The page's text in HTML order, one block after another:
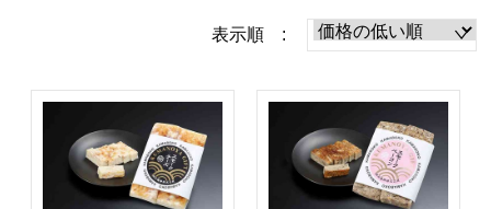
表示順 :